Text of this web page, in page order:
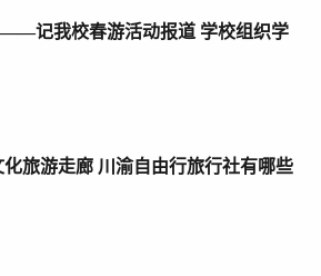
记我校春游活动报道 学校组织学
旅游走廊 川渝自由行旅行社有哪些